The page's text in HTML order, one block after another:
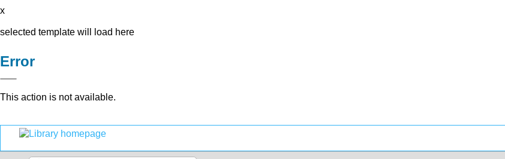
x
selected template will load here
Error
This action is not available.